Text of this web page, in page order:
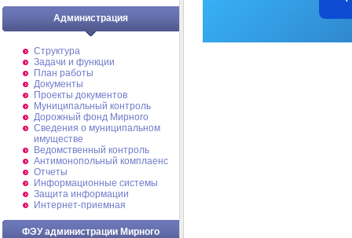
Администрация
Структура
Задачи и функции
План работы
Документы
Проекты документов
Муниципальный контроль
Дорожный фонд Мирного
Cведения о муниципальном
имуществе
Ведомственный контроль
Антимонопольный комплаенс
Отчеты
Информационные системы
Защита информации
Интернет-приемная
ФЭУ администрации Мирного